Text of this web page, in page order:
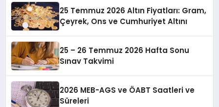
25 Temmuz 2026 Altın Fiyatları: Gram,
Çeyrek, Ons ve Cumhuriyet Altını
25 – 26 Temmuz 2026 Hafta Sonu
Sınav Takvimi
2026 MEB-AGS ve ÖABT Saatleri ve
Süreleri